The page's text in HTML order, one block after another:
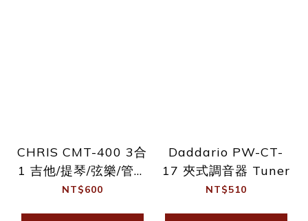
CHRIS CMT-400 3合
1 吉他/提琴/弦樂/管樂
調音器 節拍器 附調音
NT$600
Daddario PW-CT-
17 夾式調音器 Tuner
NT$510